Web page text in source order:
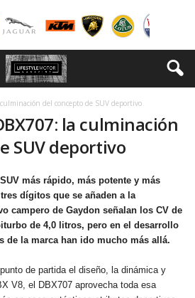
del concepto de SUV deportivo
la culminación
SUV deportivo
más rápido, más potente y más
dígitos que se añaden a la
campero de Gaydon señalan los CV de
de 4,0 litros, pero en el desarrollo
de la marca han ido mucho más allá.
de partida el diseño, la dinámica y
V8, el DBX707 aprovecha toda esa